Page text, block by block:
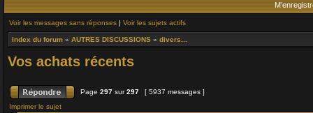
Voir les messages sans réponses | Voir les sujets actifs
Index du forum » AUTRES DISCUSSIONS » divers...
Vos achats récents
Page 297 sur297
[ 5937 messages ]
Imprimer le sujet